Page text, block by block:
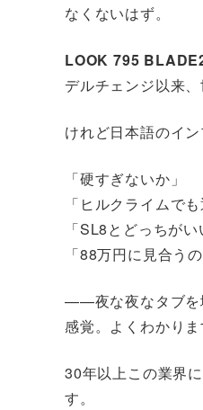
なくないはず。
LOOK 795
デルチェンジ以来
けれど日本語のイ
「硬すぎないか」
「ヒルクライムで
「SL8とどっちがい
「88万円に見合うの
——夜な夜なタブを
感覚。よくわかりま
30年以上この業界
す。